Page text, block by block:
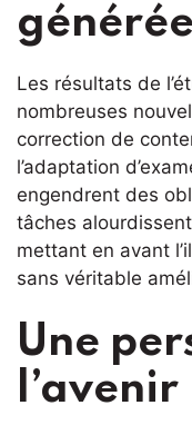
Les résultats de
nombreuses
correction de
l’adaptation
engendrent des
tâches
mettant en avant
sans véritable
Une
l’avenir